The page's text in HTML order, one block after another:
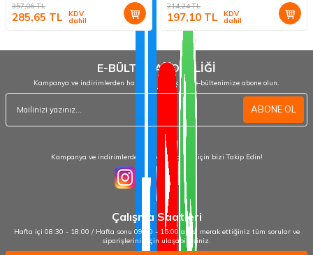
357,06TL
285,65 TL KDV
dahil
214,24TL
197,10 TL KDV
dahil
E-BÜLTEN ABONELİĞİ
Kampanya ve indirimlerden haberdar olmak için e-bültenimize abone olun.
ABONE OL
Kampanya ve indirimlerden haberdar olmak için bizi Takip Edin!
Çalışma Saatleri
Hafta içi 08:30 - 18:00 / Hafta sonu 09:00 - 15:00 arası merak ettiğiniz tüm sorular ve
siparişleriniz için ulaşabilirsiniz.